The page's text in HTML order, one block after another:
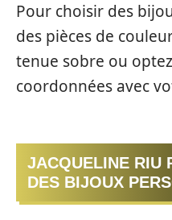
Pour choisir des
des pièces de
tenue sobre ou
coordonnées avec
JACQUELINE RIU
DES BIJOUX